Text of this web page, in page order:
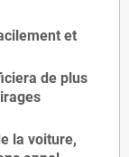
et
de plus
la voiture,